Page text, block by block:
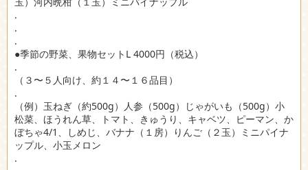
.
.
.
●季節の野菜、果物セットL 4000円（税込）
.
（３〜５人向け、約１４〜１６品目）
.
（例）玉ねぎ（約500g）人参（500g）じゃがいも（500g）小
松菜、ほうれん草、トマト、きゅうり、キャベツ、ピーマン、か
ぼちゃ4/1、しめじ、バナナ（１房）りんご（２玉）ミニパイナ
ップル、小玉メロン
.